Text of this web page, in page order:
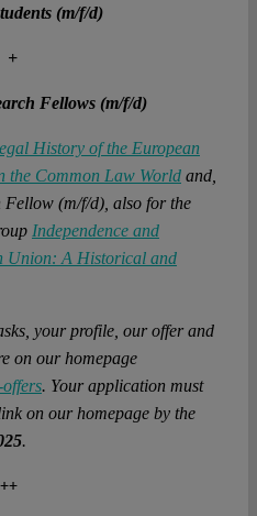
(m/f/d)
+
Fellows (m/f/d)
History of the European
the Common Law Worldand,
Fellow (m/f/d), also for the
Independence and
Union: A Historical and
your profile, our offer and
on our homepage
. Your application must
on our homepage by the
.